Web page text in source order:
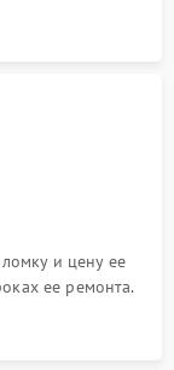
и цену ее
ее ремонта.